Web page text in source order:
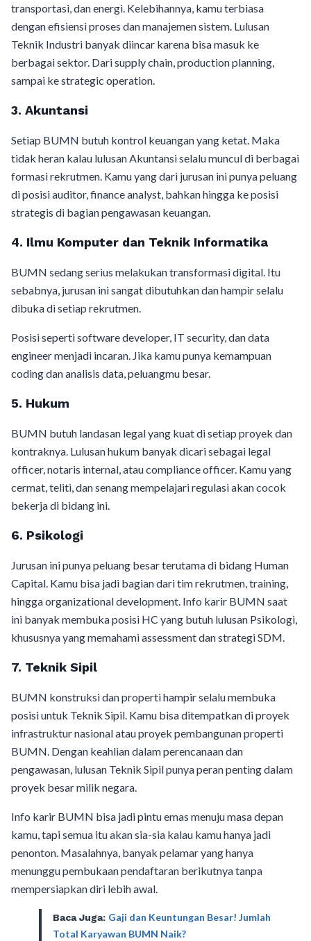
transportasi, dan energi. Kelebihannya, kamu terbiasa
dengan efisiensi proses dan manajemen sistem. Lulusan
Teknik Industri banyak diincar karena bisa masuk ke
berbagai sektor. Dari supply chain, production planning,
sampai ke strategic operation.
3. Akuntansi
Setiap BUMN butuh kontrol keuangan yang ketat. Maka
tidak heran kalau lulusan Akuntansi selalu muncul di berbagai
formasi rekrutmen. Kamu yang dari jurusan ini punya peluang
di posisi auditor, finance analyst, bahkan hingga ke posisi
strategis di bagian pengawasan keuangan.
4. Ilmu Komputer dan Teknik Informatika
BUMN sedang serius melakukan transformasi digital. Itu
sebabnya, jurusan ini sangat dibutuhkan dan hampir selalu
dibuka di setiap rekrutmen.
Posisi seperti software developer, IT security, dan data
engineer menjadi incaran. Jika kamu punya kemampuan
coding dan analisis data, peluangmu besar.
5. Hukum
BUMN butuh landasan legal yang kuat di setiap proyek dan
kontraknya. Lulusan hukum banyak dicari sebagai legal
officer, notaris internal, atau compliance officer. Kamu yang
cermat, teliti, dan senang mempelajari regulasi akan cocok
bekerja di bidang ini.
6. Psikologi
Jurusan ini punya peluang besar terutama di bidang Human
Capital. Kamu bisa jadi bagian dari tim rekrutmen, training,
hingga organizational development. Info karir BUMN saat
ini banyak membuka posisi HC yang butuh lulusan Psikologi,
khususnya yang memahami assessment dan strategi SDM.
7. Teknik Sipil
BUMN konstruksi dan properti hampir selalu membuka
posisi untuk Teknik Sipil. Kamu bisa ditempatkan di proyek
infrastruktur nasional atau proyek pembangunan properti
BUMN. Dengan keahlian dalam perencanaan dan
pengawasan, lulusan Teknik Sipil punya peran penting dalam
proyek besar milik negara.
Info karir BUMN bisa jadi pintu emas menuju masa depan
kamu, tapi semua itu akan sia-sia kalau kamu hanya jadi
penonton. Masalahnya, banyak pelamar yang hanya
menunggu pembukaan pendaftaran berikutnya tanpa
mempersiapkan diri lebih awal.
Baca Juga: Gaji dan Keuntungan Besar! Jumlah
Total Karyawan BUMN Naik?